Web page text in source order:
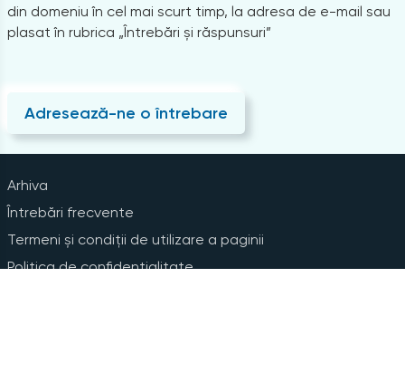
din domeniu în cel mai scurt timp, la adresa de e-mail sau
plasat în rubrica „Întrebări și răspunsuri”
Adresează-ne o întrebare
Arhiva
Întrebări frecvente
Termeni și condiții de utilizare a paginii
Politica de confidențialitate